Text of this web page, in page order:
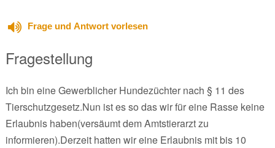
Frage und Antwort vorlesen
Fragestellung
Ich bin eine Gewerblicher Hundezüchter nach § 11 des
Tierschutzgesetz.Nun ist es so das wir für eine Rasse keine
Erlaubnis haben(versäumt dem Amtstierarzt zu
informieren).Derzeit hatten wir eine Erlaubnis mit bis 10